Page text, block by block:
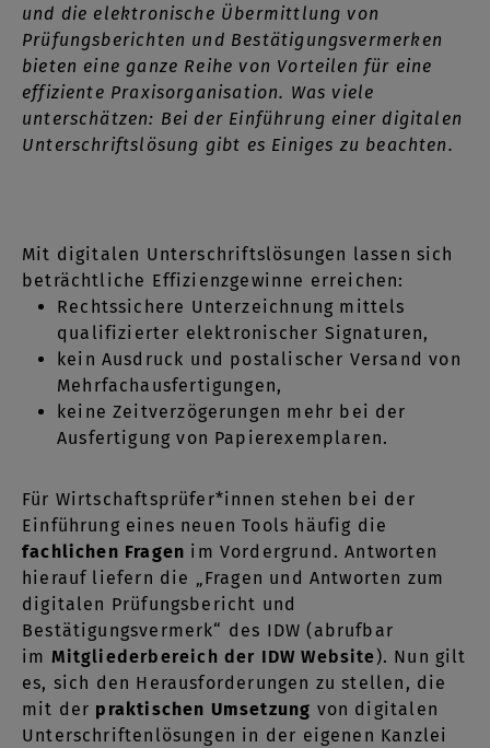
und die elektronische Übermittlung von
Prüfungsberichten und Bestätigungsvermerken
bieten eine ganze Reihe von Vorteilen für eine
effiziente Praxisorganisation. Was viele
unterschätzen: Bei der Einführung einer digitalen
Unterschriftslösung gibt es Einiges zu beachten.
Mit digitalen Unterschriftslösungen lassen sich
beträchtliche Effizienzgewinne erreichen:
Rechtssichere Unterzeichnung mittels
qualifizierter elektronischer Signaturen,
kein Ausdruck und postalischer Versand von
Mehrfachausfertigungen,
keine Zeitverzögerungen mehr bei der
Ausfertigung von Papierexemplaren.
Für Wirtschaftsprüfer*innen stehen bei der
Einführung eines neuen Tools häufig die
fachlichen Fragen im Vordergrund. Antworten
hierauf liefern die „Fragen und Antworten zum
digitalen Prüfungsbericht und
Bestätigungsvermerk“ des IDW (abrufbar
im Mitgliederbereich der IDW Website). Nun gilt
es, sich den Herausforderungen zu stellen, die
mit der praktischen Umsetzung von digitalen
Unterschriftenlösungen in der eigenen Kanzlei